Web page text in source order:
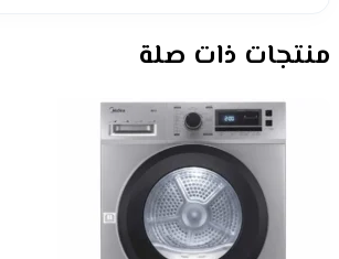
منتجات ذات صلة